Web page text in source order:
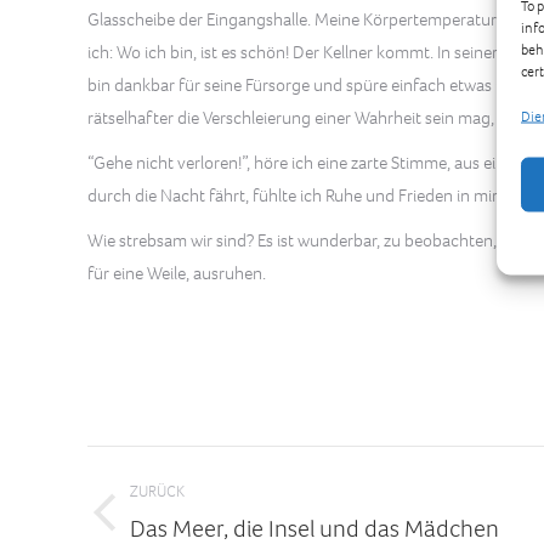
To
Glasscheibe der Eingangshalle. Meine Körpertemperatur
ich: Wo ich bin, ist es schön! Der Kellner kommt. In seiner
bin dankbar für seine Fürsorge und spüre einfach etwas
rätselhafter die Verschleierung einer Wahrheit sein mag,
“Gehe nicht verloren!”, höre ich eine zarte Stimme, aus einer
durch die Nacht fährt, fühlte ich Ruhe und Frieden in mir
Wie strebsam wir sind? Es ist wunderbar, zu beobachten, wie
für eine Weile, ausruhen.
Kommentarnavigation
ZURÜCK
Vorheriger
Das Meer, die Insel und das Mädchen